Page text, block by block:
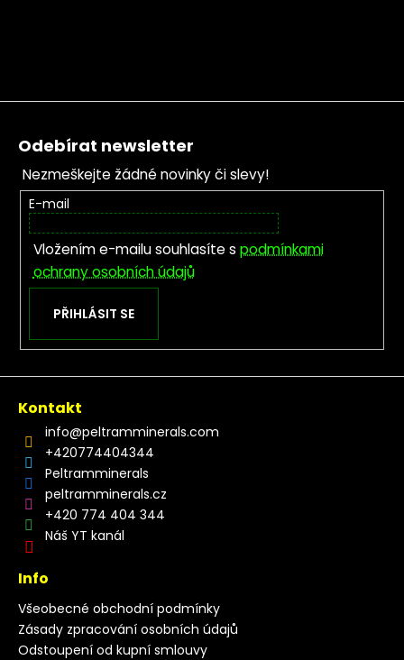
Zápatí
Odebírat newsletter
Nezmeškejte žádné novinky či slevy!
E-mail
Vložením e-mailu souhlasíte s podmínkami
ochrany osobních údajů
PŘIHLÁSIT SE
Kontakt
info@peltramminerals.com
+420774404344
Peltramminerals
peltramminerals.cz
+420 774 404 344
Náš YT kanál
Info
Všeobecné obchodní podmínky
Zásady zpracování osobních údajů
Odstoupení od kupní smlouvy